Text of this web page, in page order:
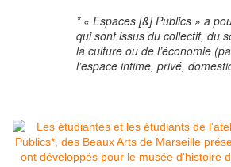
* « Espaces [&] Publics » a
qui sont issus du collectif, du
la culture ou de l’économie
l’espace intime, privé,